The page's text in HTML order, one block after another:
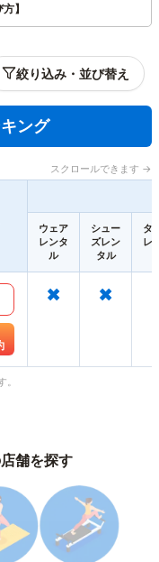
】
絞り込み・並び替え
ング
スクロールできます →
ウェア
レンタ
ル
シュー
ズレン
タル
タ
レ
× ×
舗を探す